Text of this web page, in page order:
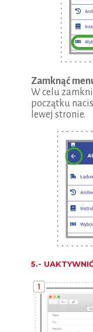
Zamknąć
W celu
początku
lewej stronie.
5.-